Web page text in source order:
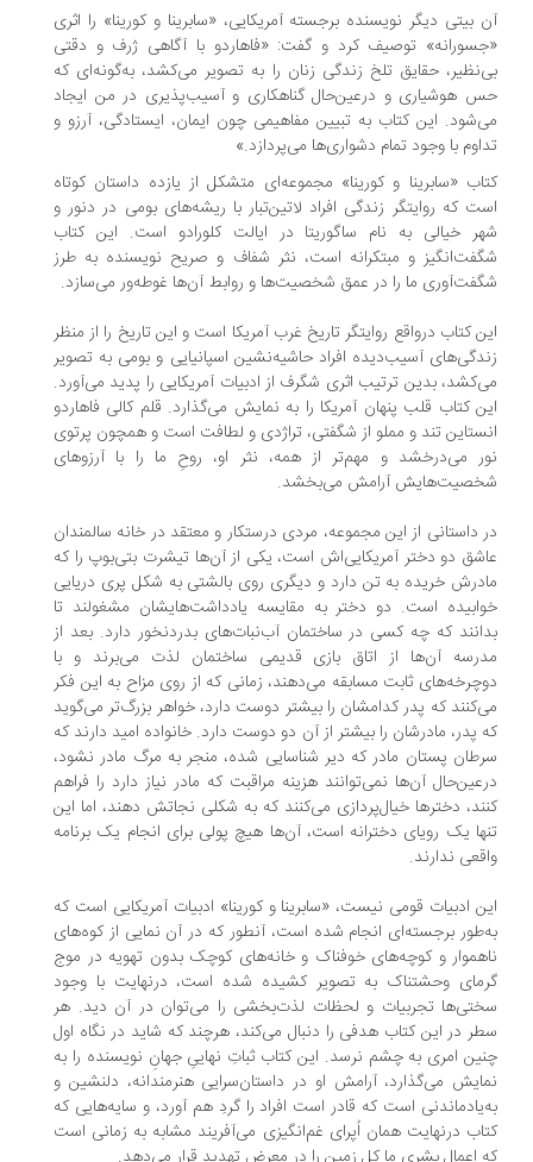
بیتی دیگر نویسنده برجسته آمریکایی، «سابرینا و کورینا» را اثری
توصیف کرد و گفت: «فاهاردو با آگاهی ژرف و دقتی
حقایق تلخ زندگی زنان را به تصویر می‌کشد، به‌گونه‌ای که
هوشیاری و درعین‌حال گناهکاری و آسیب‌پذیری در من ایجاد
این کتاب به تبیین مفاهیمی چون ایمان، ایستادگی، آرزو و
با وجود تمام دشواری‌ها می‌پردازد.»
«سابرینا و کورینا» مجموعه‌ای متشکل از یازده داستان کوتاه
که روایتگر زندگی افراد لاتین‌تبار با ریشه‌های بومی در دنور و
خیالی به نام ساگوریتا در ایالت کلورادو است. این کتاب
و مبتکرانه است، نثر شفاف و صریح نویسنده به طرز
ما را در عمق شخصیت‌ها و روابط آن‌ها غوطه‌ور می‌سازد.
کتاب درواقع روایتگر تاریخ غرب آمریکا است و این تاریخ را از منظر
آسیب‌‌دیده افراد حاشیه‌نشین اسپانیایی و بومی به تصویر
بدین ترتیب اثری شگرف از ادبیات آمریکایی را پدید می‌آورد.
کتاب قلب پنهان آمریکا را به نمایش می‌گذارد. قلم کالی فاهاردو
تند و مملو از شگفتی، تراژدی و لطافت است و همچون پرتوی
می‌درخشد و مهم‌تر از همه، نثر او، روحِ ما را با آرزوهای
آرامش می‌بخشد.
داستانی از این مجموعه، مردی درستکار و معتقد در خانه سالمندان
دو دختر آمریکایی‌اش است، یکی از آن‌ها تیشرت بتی‌بوپ را که
خریده به تن دارد و دیگری روی بالشتی به شکل پری دریایی
است. دو دختر به مقایسه یادداشت‌هایشان مشغولند تا
که چه کسی در ساختمان آب‌نبات‌های بدردنخور دارد. بعد از
آن‌ها از اتاق بازی قدیمی ساختمان لذت می‌برند و با
ثابت مسابقه می‌دهند، زمانی که از روی مزاح به این فکر
که پدر کدامشان را بیشتر دوست دارد، خواهر بزرگ‌تر می‌گوید
پدر، مادرشان را بیشتر از آن دو دوست دارد. خانواده امید دارند که
پستان مادر که دیر شناسایی شده، منجر به مرگ مادر نشود،
آن‌ها نمی‌توانند هزینه مراقبت که مادر نیاز دارد را فراهم
دختر‌ها خیال‌پردازی می‌کنند که به شکلی نجاتش دهند، اما این
یک رویای دخترانه است، آن‌ها هیچ پولی برای انجام یک برنامه‌
ندارند.
ادبیات قومی نیست، «سابرینا و کورینا» ادبیات آمریکایی است که
برجسته‌ای انجام شده است، آنطور که در آن نمایی از کوه‌های
و کوچه‌های خوفناک و خانه‌های کوچک بدون تهویه در موج
وحشتناک به تصویر کشیده شده است، درنهایت با وجود
تجربیات و لحظات لذت‌بخشی را می‌توان در آن دید. هر
در این کتاب هدفی را دنبال می‌کند، هرچند که شاید در نگاه اول
امری به چشم نرسد. این کتاب ثباتِ نهاییِ جهانِ نویسنده را به
می‌گذارد، آرامش او در داستان‌سرایی هنرمندانه، دلنشین و
است که قادر است افراد را گردِ هم آورد، و سایه‌هایی که
درنهایت همان اُپرای غم‌انگیزی می‌آفریند مشابه به زمانی است